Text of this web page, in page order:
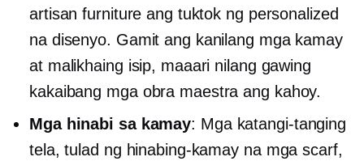
artisan furniture ang tuktok ng personalized
na disenyo. Gamit ang kanilang mga kamay
at malikhaing isip, maaari nilang gawing
kakaibang mga obra maestra ang kahoy.
Mga hinabi sa kamay: Mga katangi-tanging
tela, tulad ng hinabing-kamay na mga scarf,